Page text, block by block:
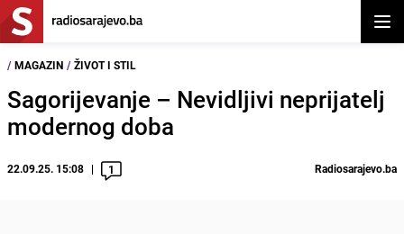
/ MAGAZIN / ŽIVOT I STIL
Sagorijevanje – Nevidljivi neprijatelj
modernog doba
22.09.25. 15:08 1 Radiosarajevo.ba